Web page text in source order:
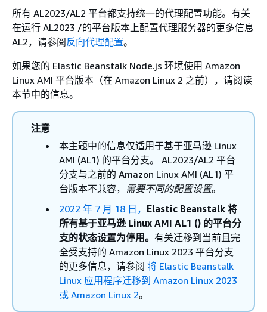
所有 AL2023/AL2 平台都支持统一的代理配置功能。有关
在运行 AL2023 /的平台版本上配置代理服务器的更多信息
AL2，请参阅反向代理配置。
如果您的 Elastic Beanstalk Node.js 环境使用 Amazon
Linux AMI 平台版本（在 Amazon Linux 2 之前），请阅读
本节中的信息。
注意
本主题中的信息仅适用于基于亚马逊 Linux
AMI (AL1) 的平台分支。 AL2023/AL2 平台
分支与之前的 Amazon Linux AMI (AL1) 平
台版本不兼容， 需要不同的配置设置。
2022 年 7 月 18 日， Elastic Beanstalk 将
所有基于亚马逊 Linux AMI AL1 () 的平台分
支的状态设置为停用。 有关迁移到当前且完
全受支持的 Amazon Linux 2023 平台分支
的更多信息，请参阅 将 Elastic Beanstalk
Linux 应用程序迁移到 Amazon Linux 2023
或 Amazon Linux 2。